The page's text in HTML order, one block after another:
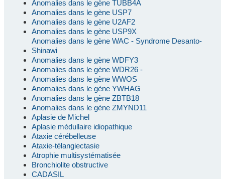
Anomalies dans le gène TUBB4A
Anomalies dans le gène USP7
Anomalies dans le gène U2AF2
Anomalies dans le gène USP9X
Anomalies dans le gène WAC - Syndrome Desanto-
Shinawi
Anomalies dans le gène WDFY3
Anomalies dans le gène WDR26 -
Anomalies dans le gène WWOS
Anomalies dans le gène YWHAG
Anomalies dans le gène ZBTB18
Anomalies dans le gène ZMYND11
Aplasie de Michel
Aplasie médullaire idiopathique
Ataxie cérébelleuse
Ataxie-télangiectasie
Atrophie multisystématisée
Bronchiolite obstructive
CADASIL